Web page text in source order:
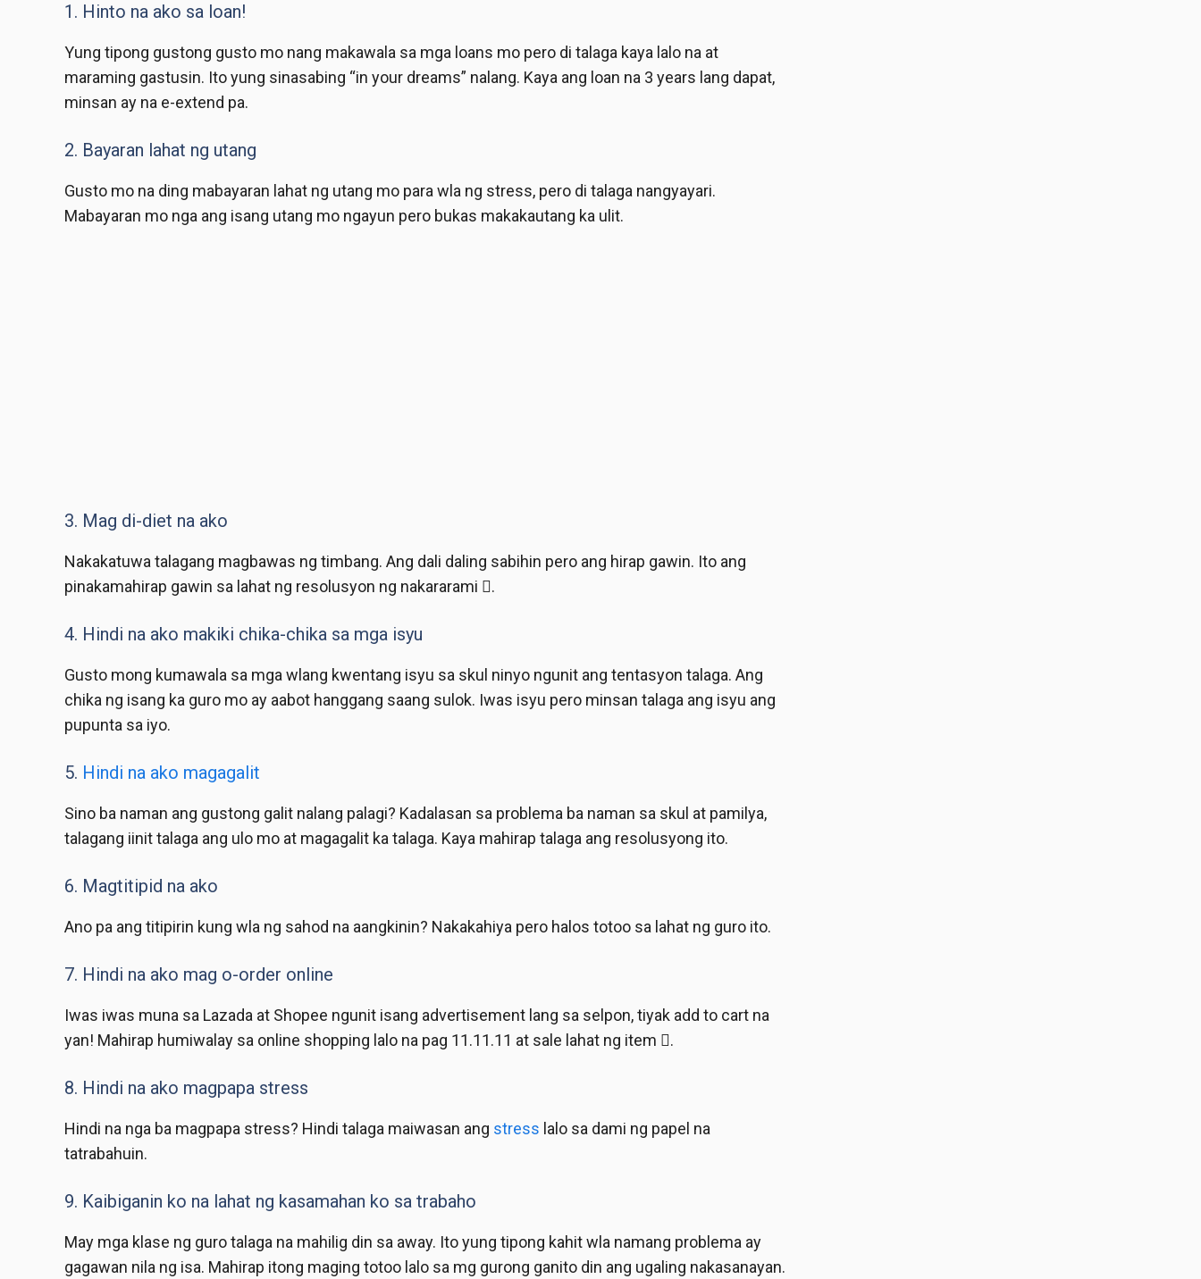
1. Hinto na ako sa loan!
Yung tipong gustong gusto mo nang makawala sa mga loans mo pero di talaga kaya lalo na at
maraming gastusin. Ito yung sinasabing “in your dreams” nalang. Kaya ang loan na 3 years lang dapat,
minsan ay na e-extend pa.
2. Bayaran lahat ng utang
Gusto mo na ding mabayaran lahat ng utang mo para wla ng stress, pero di talaga nangyayari.
Mabayaran mo nga ang isang utang mo ngayun pero bukas makakautang ka ulit.
3. Mag di-diet na ako
Nakakatuwa talagang magbawas ng timbang. Ang dali daling sabihin pero ang hirap gawin. Ito ang
pinakamahirap gawin sa lahat ng resolusyon ng nakararami .
4. Hindi na ako makiki chika-chika sa mga isyu
Gusto mong kumawala sa mga wlang kwentang isyu sa skul ninyo ngunit ang tentasyon talaga. Ang
chika ng isang ka guro mo ay aabot hanggang saang sulok. Iwas isyu pero minsan talaga ang isyu ang
pupunta sa iyo.
5. Hindi na ako magagalit
Sino ba naman ang gustong galit nalang palagi? Kadalasan sa problema ba naman sa skul at pamilya,
talagang iinit talaga ang ulo mo at magagalit ka talaga. Kaya mahirap talaga ang resolusyong ito.
6. Magtitipid na ako
Ano pa ang titipirin kung wla ng sahod na aangkinin? Nakakahiya pero halos totoo sa lahat ng guro ito.
7. Hindi na ako mag o-order online
Iwas iwas muna sa Lazada at Shopee ngunit isang advertisement lang sa selpon, tiyak add to cart na
yan! Mahirap humiwalay sa online shopping lalo na pag 11.11.11 at sale lahat ng item .
8. Hindi na ako magpapa stress
Hindi na nga ba magpapa stress? Hindi talaga maiwasan ang stress lalo sa dami ng papel na
tatrabahuin.
9. Kaibiganin ko na lahat ng kasamahan ko sa trabaho
May mga klase ng guro talaga na mahilig din sa away. Ito yung tipong kahit wla namang problema ay
gagawan nila ng isa. Mahirap itong maging totoo lalo sa mg gurong ganito din ang ugaling nakasanayan.